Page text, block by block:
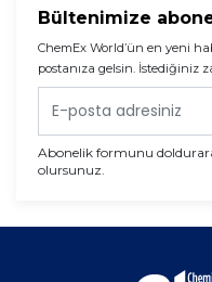
Bültenimize
ChemEx World’ün en yeni
postanıza gelsin. İstediğiniz
Abonelik formunu
olursunuz.